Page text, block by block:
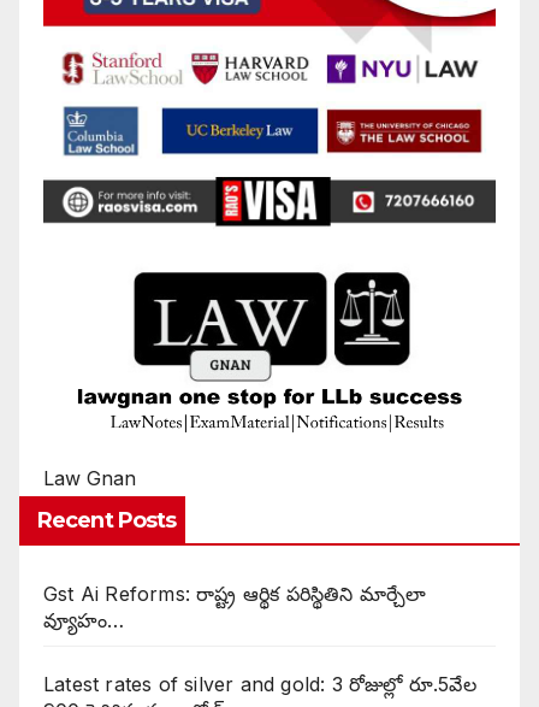
Law Gnan
Recent Posts
Gst Ai Reforms: రాష్ట్ర ఆర్థిక పరిస్థితిని మార్చేలా
వ్యూహం…
Latest rates of silver and gold: 3 రోజుల్లో రూ.5వేల